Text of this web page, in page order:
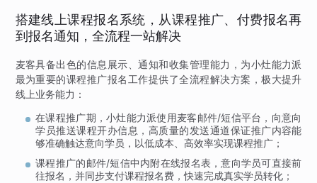
搭建线上课程报名系统，从课程推广、付费报名再
到报名通知，全流程一站解决
麦客具备出色的信息展示、通知和收集管理能力，为小灶能力派
最为重要的课程推广报名工作提供了全流程解决方案，极大提升
线上业务能力：
在课程推广期，小灶能力派使用麦客邮件/短信平台，向意向
学员推送课程开办信息，高质量的发送通道保证推广内容能
够准确触达意向学员，以低成本、高效率实现课程推广；
课程推广的邮件/短信中内附在线报名表，意向学员可直接前
往报名，并同步支付课程报名费，快速完成真实学员转化；